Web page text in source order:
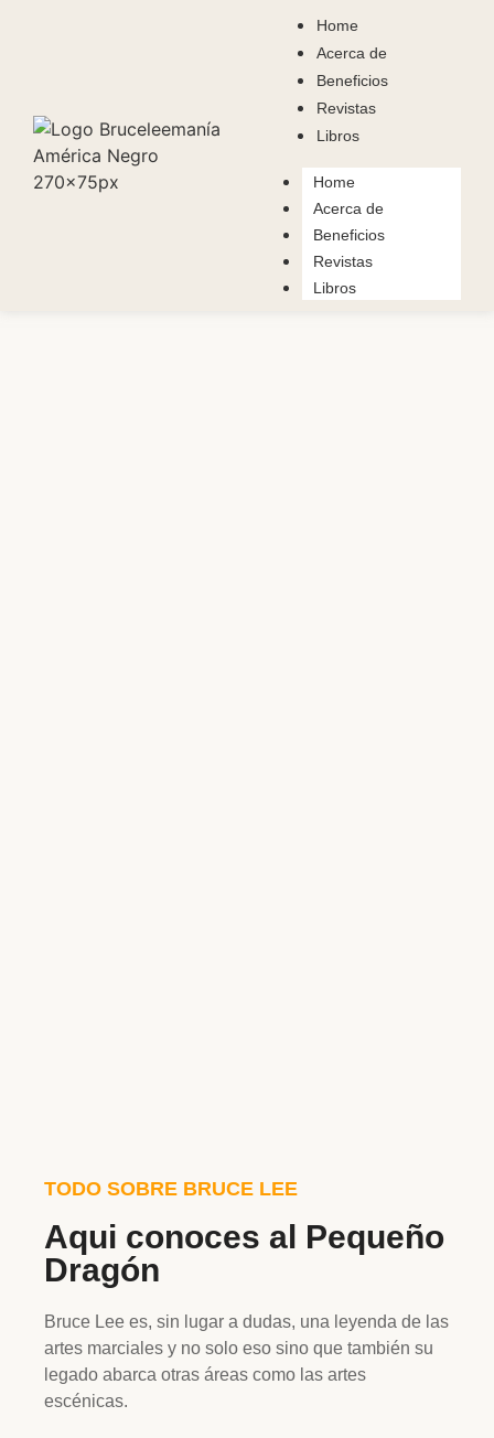
Home
Acerca de
Beneficios
Revistas
Libros
Home
Acerca de
Beneficios
Revistas
Libros
TODO SOBRE BRUCE LEE
Aqui conoces al Pequeño
Dragón
Bruce Lee es, sin lugar a dudas, una leyenda de las
artes marciales y no solo eso sino que también su
legado abarca otras áreas como las artes
escénicas.